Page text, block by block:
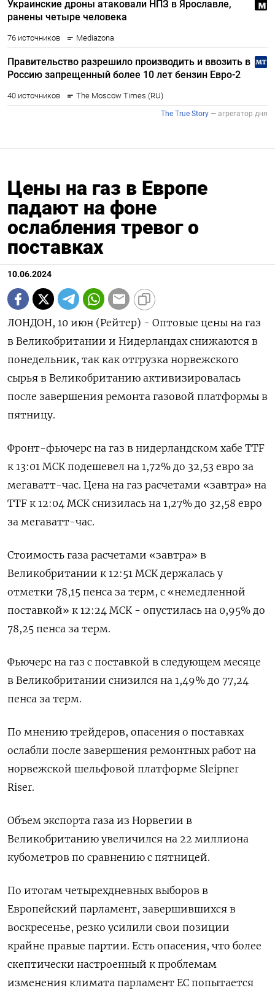
Цены на газ в Европе
падают на фоне
ослабления тревог о
поставках
10.06.2024
ЛОНДОН, 10 июн (Рейтер) - Оптовые цены на газ
в Великобритании и Нидерландах снижаются в
понедельник, так как отгрузка норвежского
сырья в Великобританию активизировалась
после завершения ремонта газовой платформы в
пятницу.
Фронт-фьючерс на газ в нидерландском хабе TTF
к 13:01 МСК подешевел на 1,72% до 32,53 евро за
мегаватт-час. Цена на газ расчетами «завтра» на
TTF к 12:04 МСК снизилась на 1,27% до 32,58 евро
за мегаватт-час.
Стоимость газа расчетами «завтра» в
Великобритании к 12:51 МСК держалась у
отметки 78,15 пенса за терм, с «немедленной
поставкой» к 12:24 МСК - опустилась на 0,95% до
78,25 пенса за терм.
Фьючерс на газ с поставкой в следующем месяце
в Великобритании снизился на 1,49% до 77,24
пенса за терм.
По мнению трейдеров, опасения о поставках
ослабли после завершения ремонтных работ на
норвежской шельфовой платформе Sleipner
Riser.
Объем экспорта газа из Норвегии в
Великобританию увеличился на 22 миллиона
кубометров по сравнению с пятницей.
По итогам четырехдневных выборов в
Европейский парламент, завершившихся в
воскресенье, резко усилили свои позиции
крайне правые партии. Есть опасения, что более
скептически настроенный к проблемам
изменения климата парламент ЕС попытается